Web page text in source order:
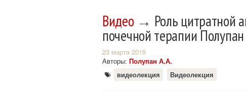
Видео→ Роль цитратной
почечной терапии
23 марта 2019
Авторы: Полупан А.А.
видеолекция
Видеолекция